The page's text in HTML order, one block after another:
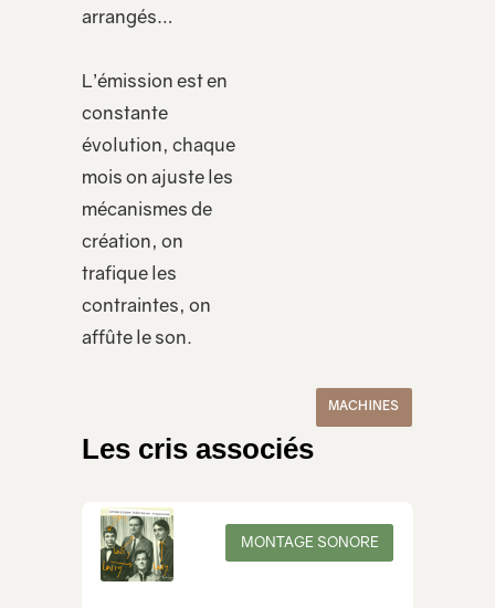
arrangés…
L’émission est en
constante
évolution, chaque
mois on ajuste les
mécanismes de
création, on
trafique les
contraintes, on
affûte le son.
MACHINES
Les cris associés
MONTAGE SONORE